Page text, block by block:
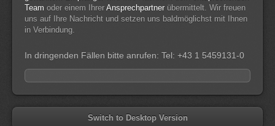
Team oder einem Ihrer Ansprechpartner übermittelt. Wir freuen
uns auf Ihre Nachricht und setzen uns baldmöglichst mit Ihnen
in Verbindung.
In dringenden Fällen bitte anrufen: Tel: +43 1 5459131-0
Switch to Desktop Version